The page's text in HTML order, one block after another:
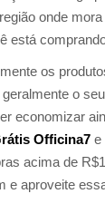
onde
está
os
o
economizar
Officina7 e
acima de
e aproveite